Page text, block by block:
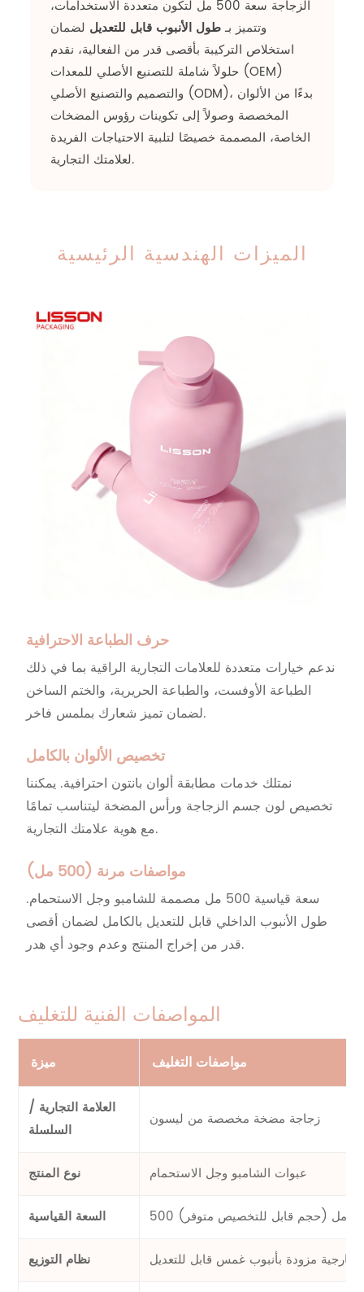
الزجاجة سعة 500 مل لتكون متعددة الاستخدامات،
وتتميز بـطول الأنبوب قابل للتعديل لضمان
استخلاص التركيبة بأقصى قدر من الفعالية، نقدم
حلولاً شاملة للتصنيع الأصلي للمعدات (OEM)
والتصميم والتصنيع الأصلي (ODM)، بدءًا من الألوان
المخصصة وصولاً إلى تكوينات رؤوس المضخات
الخاصة، المصممة خصيصًا لتلبية الاحتياجات الفريدة
لعلامتك التجارية.
الميزات الهندسية الرئيسية
حرف الطباعة الاحترافية
ندعم خيارات متعددة للعلامات التجارية الراقية بما في ذلك
الطباعة الأوفست، والطباعة الحريرية، والختم الساخن
لضمان تميز شعارك بملمس فاخر.
تخصيص الألوان بالكامل
نمتلك خدمات مطابقة ألوان بانتون احترافية. يمكننا
تخصيص لون جسم الزجاجة ورأس المضخة ليتناسب تمامًا
مع هوية علامتك التجارية.
مواصفات مرنة (500 مل)
سعة قياسية 500 مل مصممة للشامبو وجل الاستحمام.
طول الأنبوب الداخلي قابل للتعديل بالكامل لضمان أقصى
قدر من إخراج المنتج وعدم وجود أي هدر.
المواصفات الفنية للتغليف
ميزة مواصفات التغليف
العلامة التجارية /
السلسلة
زجاجة مضخة مخصصة من ليسون
نوع المنتج عبوات الشامبو وجل الاستحمام
السعة القياسية 500 مل (حجم قابل للتخصيص متوفر)
نظام التوزيع مزودة بأنبوب غمس قابل للتعديل